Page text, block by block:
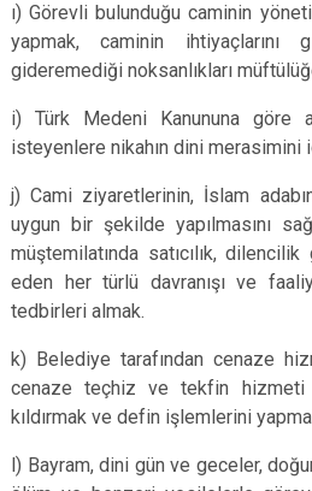
ı) Görevli bulunduğu caminin
yapmak, caminin ihtiyaçlarını
gideremediği noksanlıkları
i) Türk Medeni Kanununa göre
isteyenlere nikahın dini merasimini
j) Cami ziyaretlerinin, İslam
uygun bir şekilde yapılmasını
müştemilatında satıcılık,
eden her türlü davranışı ve
tedbirleri almak.
k) Belediye tarafından cenaze
cenaze teçhiz ve tekfin hizmeti
kıldırmak ve defin işlemlerini
l) Bayram, dini gün ve geceler,